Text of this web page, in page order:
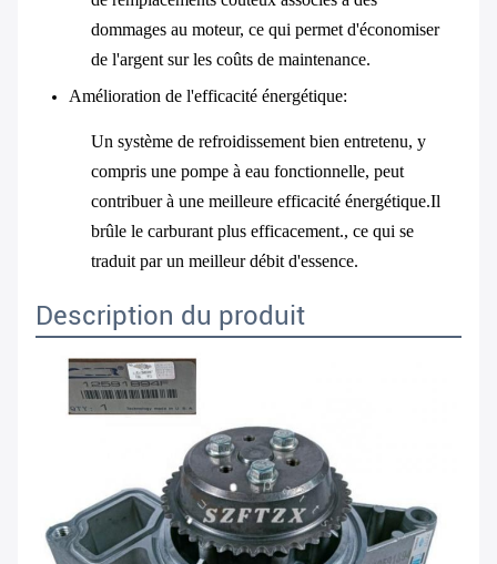
dommages au moteur, ce qui permet d'économiser
de l'argent sur les coûts de maintenance.
Amélioration de l'efficacité énergétique:
Un système de refroidissement bien entretenu, y
compris une pompe à eau fonctionnelle, peut
contribuer à une meilleure efficacité énergétique.Il
brûle le carburant plus efficacement., ce qui se
traduit par un meilleur débit d'essence.
Description du produit